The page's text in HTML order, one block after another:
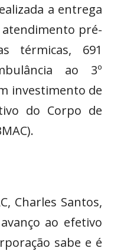
a entrega
atendimento pré-
térmicas, 691
ao 3º
investimento de
do Corpo de
Charles Santos,
ao efetivo
sabe e é